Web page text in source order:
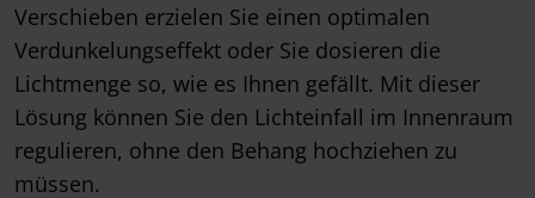
Verschieben erzielen Sie einen optimalen
Verdunkelungseffekt oder Sie dosieren die
Lichtmenge so, wie es Ihnen gefällt. Mit dieser
Lösung können Sie den Lichteinfall im Innenraum
regulieren, ohne den Behang hochziehen zu
müssen.